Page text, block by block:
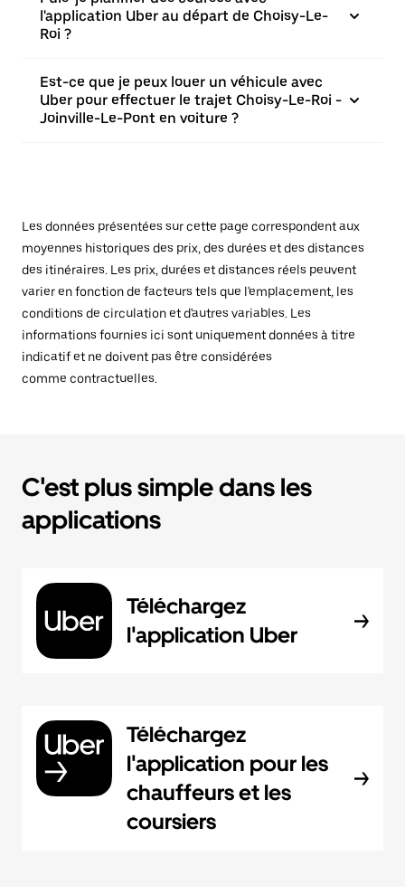
l'application Uber au départ de Choisy-Le-
Roi ?
Est-ce que je peux louer un véhicule avec
Uber pour effectuer le trajet Choisy-Le-Roi -
Joinville-Le-Pont en voiture ?
Les données présentées sur cette page correspondent aux
moyennes historiques des prix, des durées et des distances
des itinéraires. Les prix, durées et distances réels peuvent
varier en fonction de facteurs tels que l'emplacement, les
conditions de circulation et d'autres variables. Les
informations fournies ici sont uniquement données à titre
indicatif et ne doivent pas être considérées
comme contractuelles.
C'est plus simple dans les
applications
Téléchargez
l'application Uber
Téléchargez
l'application pour les
chauffeurs et les
coursiers